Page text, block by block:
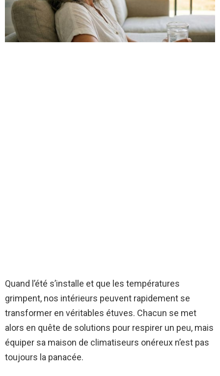
Quand l’été s’installe et que les températures
grimpent, nos intérieurs peuvent rapidement se
transformer en véritables étuves. Chacun se met
alors en quête de solutions pour respirer un peu, mais
équiper sa maison de climatiseurs onéreux n’est pas
toujours la panacée.